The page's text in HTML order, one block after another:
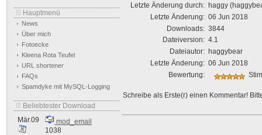
Hauptmenü
News
Über mich
Fotoecke
Kleena Rota Teufel
URL shortener
FAQs
Spamdyke mit MySQL-Logging
Beliebtester Download
Mär.09
mod_email
1038
Letzte Änderung durch: haggy
Letzte Änderung: 06 Jun 2018
Downloads: 3844
Dateiversion: 4.1
Dateiautor: haggybear
Letzte Änderung: 06 Jun 2018
Bewertung:
Schreibe als Erste(r) einen Kommentar!